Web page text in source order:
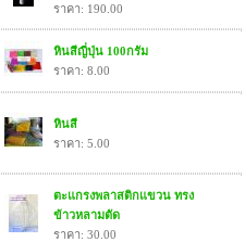
ราคา: 190.00
หินสีญี่ปุ่น 100กรัม
ราคา: 8.00
หินสี
ราคา: 5.00
ตะแกรงพลาสติกแขวน ทรง
ข้าวหลามตัด
ราคา: 30.00